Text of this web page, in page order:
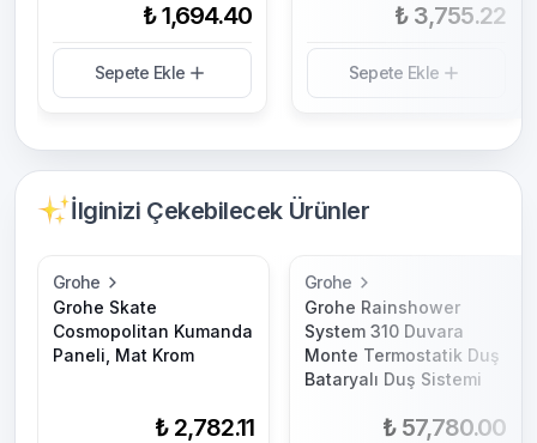
₺ 1,694.40
Sepete Ekle
₺ 3,755.22
Sepete Ekle
İlginizi Çekebilecek Ürünler
Grohe
Grohe Skate
Cosmopolitan Kumanda
Paneli, Mat Krom
₺ 2,782.11
Grohe
Grohe Rainshower
System 310 Duvara
Monte Termostatik Duş
Bataryalı Duş Sistemi
₺ 57,780.00